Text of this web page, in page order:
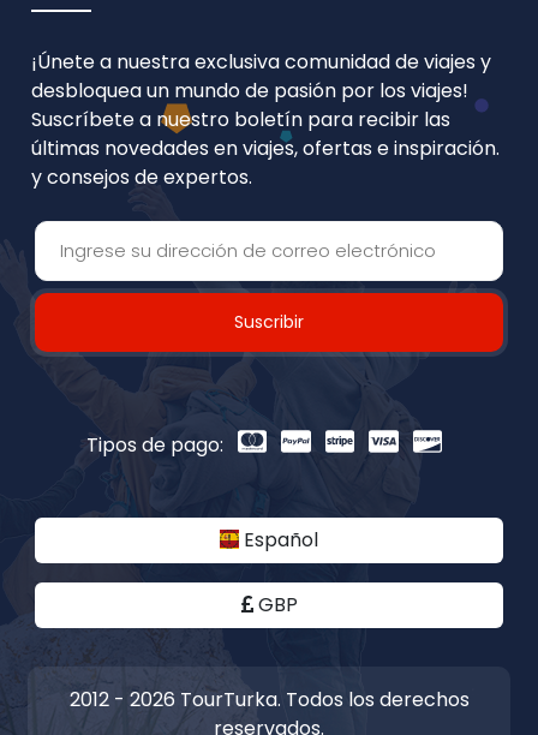
¡Únete a nuestra exclusiva comunidad de viajes y
desbloquea un mundo de pasión por los viajes!
Suscríbete a nuestro boletín para recibir las
últimas novedades en viajes, ofertas e inspiración.
y consejos de expertos.
Suscribir
Tipos de pago:
Español
GBP
2012 - 2026 TourTurka. Todos los derechos
reservados.